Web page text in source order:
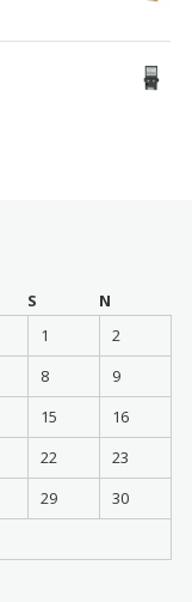
S
N
1
2
8
9
15
16
22
23
29
30